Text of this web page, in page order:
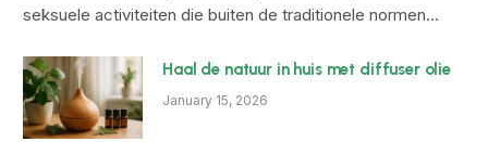
seksuele activiteiten die buiten de traditionele normen…
Haal de natuur in huis met diffuser olie
January 15, 2026